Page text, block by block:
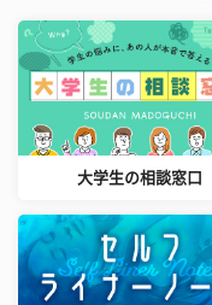
大学生の相談窓口